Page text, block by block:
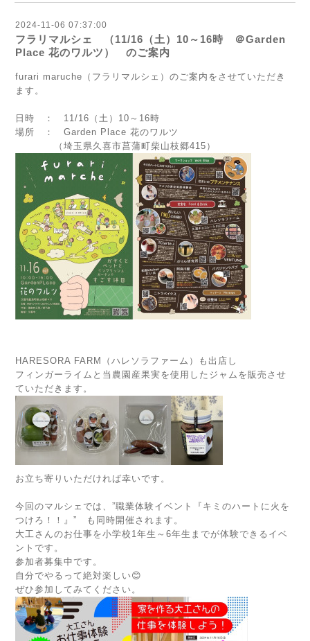
2024-11-06 07:37:00
フラリマルシェ （11/16（土）10～16時 ＠Garden
Place 花のワルツ） のご案内
furari maruche（フラリマルシェ）のご案内をさせていただき
ます。
日時 ： 11/16（土）10～16時
場所 ： Garden Place 花のワルツ
（埼玉県久喜市菖蒲町柴山枝郷415）
HARESORA FARM（ハレソラファーム）も出店し
フィンガーライムと当農園産果実を使用したジャムを販売させ
ていただきます。
お立ち寄りいただければ幸いです。
今回のマルシェでは、”職業体験イベント『キミのハートに火を
つけろ！！』” も同時開催されます。
大工さんのお仕事を小学校1年生～6年生までが体験できるイベ
ントです。
参加者募集中です。
自分でやるって絶対楽しい😊
ぜひ参加してみてください。